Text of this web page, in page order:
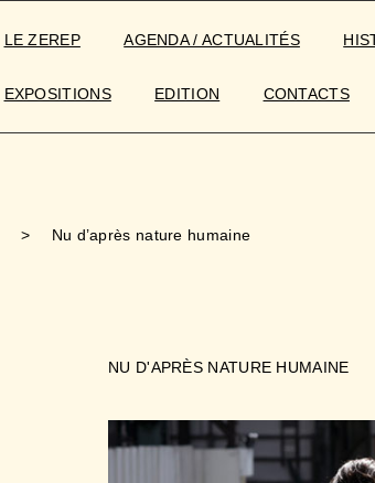
LE ZEREP AGENDA / ACTUALITÉS
EXPOSITIONS EDITION CONTACTS
> Nu d’après nature humaine
NU D'APRÈS NATURE HUMAINE